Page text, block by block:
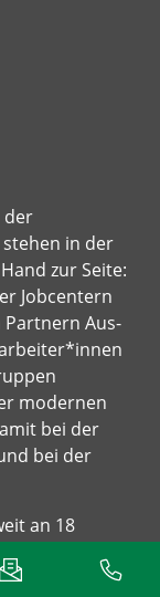
der
in der
zur Seite:
Jobcentern
Aus-
modernen
bei der
bei der
an 18